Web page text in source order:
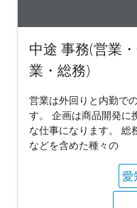
中途 事務(営業
業・総務)
営業は外回りと内勤で
す。 企画は商品開発に
な仕事になります。 総
などを含めた種々の
愛